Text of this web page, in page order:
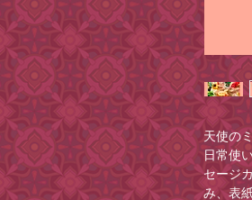
天使の
日常使
セージ
み、表